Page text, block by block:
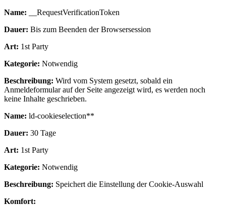
Name: __RequestVerificationToken
Dauer: Bis zum Beenden der Browsersession
Art: 1st Party
Kategorie: Notwendig
Beschreibung: Wird vom System gesetzt, sobald ein
Anmeldeformular auf der Seite angezeigt wird, es werden noch
keine Inhalte geschrieben.
Name: ld-cookieselection**
Dauer: 30 Tage
Art: 1st Party
Kategorie: Notwendig
Beschreibung: Speichert die Einstellung der Cookie-Auswahl
Komfort: